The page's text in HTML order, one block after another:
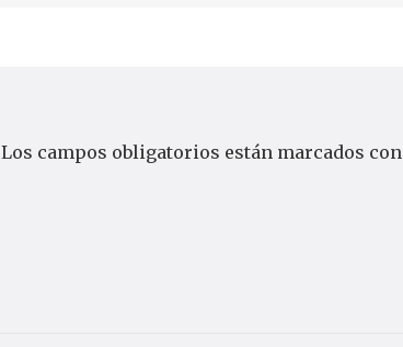
Los campos obligatorios están marcados con